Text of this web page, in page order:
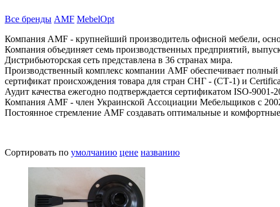
Все бренды AMF MebelOpt
Компания AMF - крупнейший производитель офисной мебели,
Компания объединяет семь производственных предприятий,
Дистрибьюторская сеть представлена в 36 странах мира.
Производственный комплекс компании AMF обеспечивает
сертификат происхождения товара для стран СНГ - (СТ-1) и
Аудит качества ежегодно подтверждается сертификатом ISO-9001-
Компания AMF - член Украинской Ассоциации Мебельщиков с
Постоянное стремление AMF создавать оптимальные и
Сортировать по умолчанию цене названию